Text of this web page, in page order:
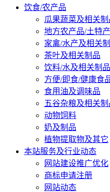
饮食/农产品
瓜果蔬菜及相关制
地方农产品/土特
家禽/水产及相关
茶叶及相关制品
饮料/水及相关制品
方便/即食/健康食
食用油及调味品
五谷杂粮及相关制
动物饲料
奶及制品
植物提取物及其它
本站服务及行业动态
网站建设推广优化
商标申请注册
网站动态